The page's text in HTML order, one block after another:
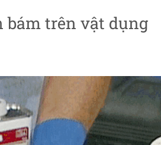
bám trên vật dụng